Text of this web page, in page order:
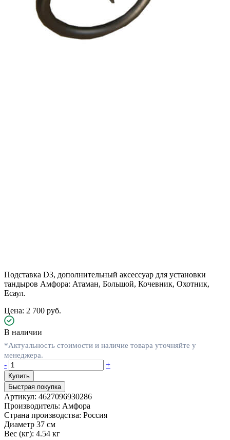
Подставка D3, дополнительный аксессуар для установки
тандыров Амфора: Атаман, Большой, Кочевник, Охотник,
Есаул.
Цена: 2 700 руб.
В наличии
*Актуальность стоимости и наличие товара уточняйте у
менеджера.
-
+
Быстрая покупка
Артикул: 4627096930286
Производитель: Амфора
Страна производства: Россия
Диаметр 37 см
Вес (кг): 4.54 кг